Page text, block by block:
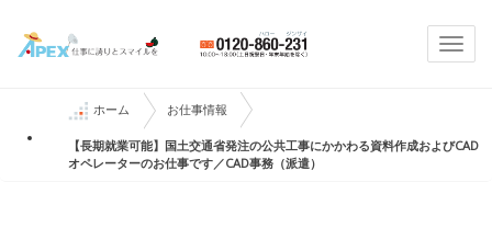
ホーム お仕事情報
【長期就業可能】国土交通省発注の公共工事にかかわる資料作成およびCAD
オペレーターのお仕事です／CAD事務（派遣）